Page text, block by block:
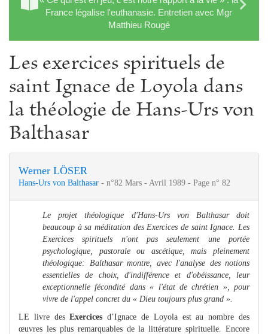
France légalise l'euthanasie. Entretien avec Mgr
Matthieu Rougé
Les exercices spirituels de
saint Ignace de Loyola dans
la théologie de Hans-Urs von
Balthasar
Werner LÖSER
Hans-Urs von Balthasar - n°82 Mars - Avril 1989 - Page n° 82
Le projet théologique d'Hans-Urs von Balthasar doit
beaucoup à sa méditation des Exercices de saint Ignace. Les
Exercices spirituels n'ont pas seulement une portée
psychologique, pastorale ou ascétique, mais pleinement
théologique: Balthasar montre, avec l'analyse des notions
essentielles de choix, d'indifférence et d'obéissance, leur
exceptionnelle fécondité dans « l'état de chrétien », pour
vivre de l'appel concret du « Dieu toujours plus grand ».
LE livre desExercices d’Ignace de Loyola est au nombre des
œuvres les plus remarquables de la littérature spirituelle. Encore